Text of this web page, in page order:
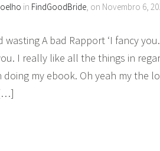
in FindGoodBride, on Novembro 6,
wasting A bad Rapport ‘I fancy
I really like all the things in
my ebook. Oh yeah my the